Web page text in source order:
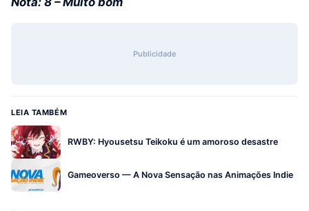
Publicidade
LEIA TAMBÉM
RWBY: Hyousetsu Teikoku é um amoroso desastre
Gameoverso — A Nova Sensação nas Animações Indie